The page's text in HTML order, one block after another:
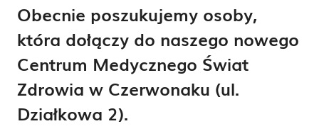
Obecnie poszukujemy osoby,
która dołączy do naszego nowego
Centrum Medycznego Świat
Zdrowia w Czerwonaku (ul.
Działkowa 2).